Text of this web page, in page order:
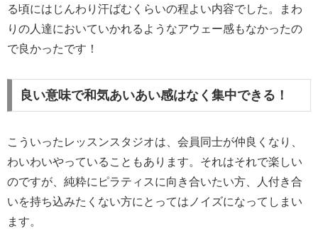
る頃にはじんわり汗ばむくらいの程よい内容でした。まわ
りの人達においていかれるようなアウェー感もなかったの
で良かったです！
良い意味で和気あいあい感はなく集中できる！
こういったレッスンスタジオは、会員同士が仲良くなり、
わいわいやっていることもあります。それはそれで楽しい
のですが、純粋にピラティスに向き合いたい方、人付き合
いを持ち込みたくない方にとってはノイズになってしまい
ます。